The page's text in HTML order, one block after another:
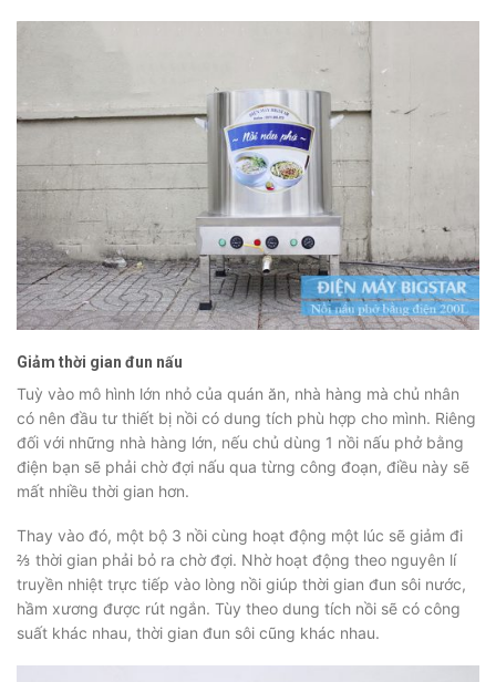
Giảm thời gian đun nấu
Tuỳ vào mô hình lớn nhỏ của quán ăn, nhà hàng mà chủ nhân
có nên đầu tư thiết bị nồi có dung tích phù hợp cho mình. Riêng
đối với những nhà hàng lớn, nếu chủ dùng 1 nồi nấu phở bằng
điện bạn sẽ phải chờ đợi nấu qua từng công đoạn, điều này sẽ
mất nhiều thời gian hơn.
Thay vào đó, một bộ 3 nồi cùng hoạt động một lúc sẽ giảm đi
⅔ thời gian phải bỏ ra chờ đợi. Nhờ hoạt động theo nguyên lí
truyền nhiệt trực tiếp vào lòng nồi giúp thời gian đun sôi nước,
hầm xương được rút ngắn. Tùy theo dung tích nồi sẽ có công
suất khác nhau, thời gian đun sôi cũng khác nhau.